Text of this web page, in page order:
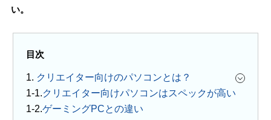
い。
目次
1. クリエイター向けのパソコンとは？
クリエイター向けパソコンはスペックが高い
ゲーミングPCとの違い